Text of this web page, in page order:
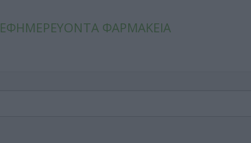
ΕΦΗΜΕΡΕΥΟΝΤΑ ΦΑΡΜΑΚΕΙΑ